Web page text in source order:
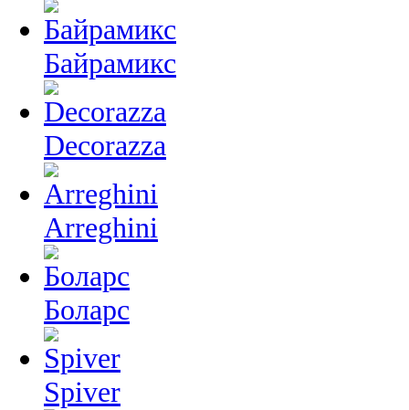
Байрамикс
Decorazza
Arreghini
Боларс
Spiver